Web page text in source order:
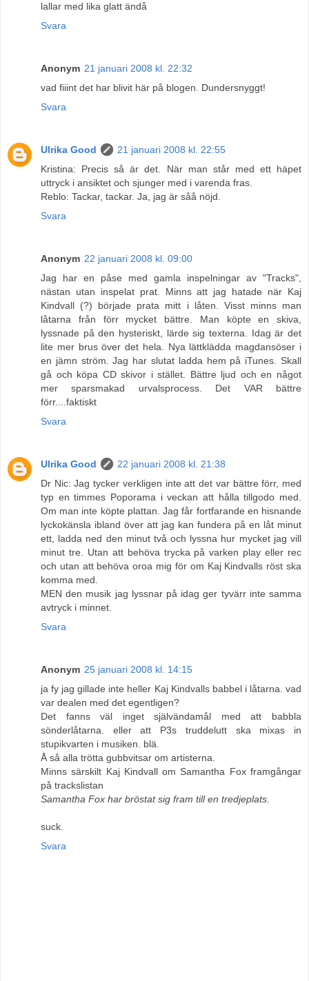
lallar med lika glatt ändå
Svara
Anonym 21 januari 2008 kl. 22:32
vad fiiint det har blivit här på blogen. Dundersnyggt!
Svara
Ulrika Good
21 januari 2008 kl. 22:55
Kristina: Precis så är det. När man står med ett häpet
uttryck i ansiktet och sjunger med i varenda fras.
Reblo: Tackar, tackar. Ja, jag är såå nöjd.
Svara
Anonym 22 januari 2008 kl. 09:00
Jag har en påse med gamla inspelningar av "Tracks",
nästan utan inspelat prat. Minns att jag hatade när Kaj
Kindvall (?) började prata mitt i låten. Visst minns man
låtarna från förr mycket bättre. Man köpte en skiva,
lyssnade på den hysteriskt, lärde sig texterna. Idag är det
lite mer brus över det hela. Nya lättklädda magdansöser i
en jämn ström. Jag har slutat ladda hem på iTunes. Skall
gå och köpa CD skivor i stället. Bättre ljud och en något
mer sparsmakad urvalsprocess. Det VAR bättre
förr....faktiskt
Svara
Ulrika Good
22 januari 2008 kl. 21:38
Dr Nic: Jag tycker verkligen inte att det var bättre förr, med
typ en timmes Poporama i veckan att hålla tillgodo med.
Om man inte köpte plattan. Jag får fortfarande en hisnande
lyckokänsla ibland över att jag kan fundera på en låt minut
ett, ladda ned den minut två och lyssna hur mycket jag vill
minut tre. Utan att behöva trycka på varken play eller rec
och utan att behöva oroa mig för om Kaj Kindvalls röst ska
komma med.
MEN den musik jag lyssnar på idag ger tyvärr inte samma
avtryck i minnet.
Svara
Anonym 25 januari 2008 kl. 14:15
ja fy jag gillade inte heller Kaj Kindvalls babbel i låtarna. vad
var dealen med det egentligen?
Det fanns väl inget självändamål med att babbla
sönderlåtarna. eller att P3s truddelutt ska mixas in
stupikvarten i musiken. blä.
Å så alla trötta gubbvitsar om artisterna.
Minns särskilt Kaj Kindvall om Samantha Fox framgångar
på trackslistan
Samantha Fox har bröstat sig fram till en tredjeplats.
suck.
Svara